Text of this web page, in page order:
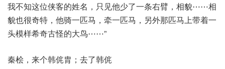
我不知这位侠客的姓名，只见他少了一条右臂，相貌⋯⋯相
貌也很奇特，他骑一匹马，牵一匹马，另外那匹马上带着一
头模样希奇古怪的大鸟⋯⋯”
秦桧，来个韩侂胄；去了韩侂